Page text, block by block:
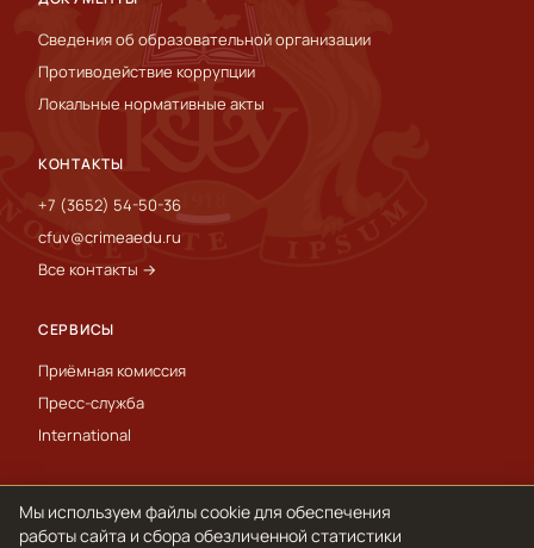
Сведения об образовательной организации
Противодействие коррупции
Локальные нормативные акты
КОНТАКТЫ
+7 (3652) 54-50-36
cfuv@crimeaedu.ru
Все контакты →
СЕРВИСЫ
Приёмная комиссия
Пресс-служба
International
© 1918–2026 ФГАОУ ВО «КФУ им. В. И. Вернадского»
Обработка персональных данных и cookie
Мы используем файлы cookie для обеспечения
работы сайта и сбора обезличенной статистики